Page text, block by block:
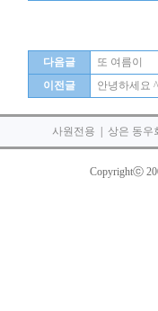
다음글
또 여름이
이전글
안녕하세요
사원전용 상은 동우
Copyrightⓒ